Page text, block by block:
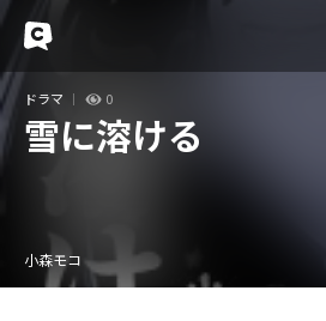
ドラマ 0
雪に溶ける
小森モコ